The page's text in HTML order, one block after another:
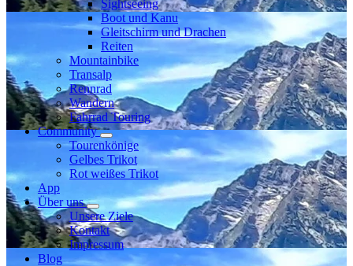
Sightseeing
Boot und Kanu
Gleitschirm und Drachen
Reiten
Mountainbike
Transalp
Rennrad
Wandern
Fahrrad Touring
Community
Tourenkönige
Gelbes Trikot
Rot weißes Trikot
App
Über uns
Unsere Ziele
Kontakt
Impressum
Blog